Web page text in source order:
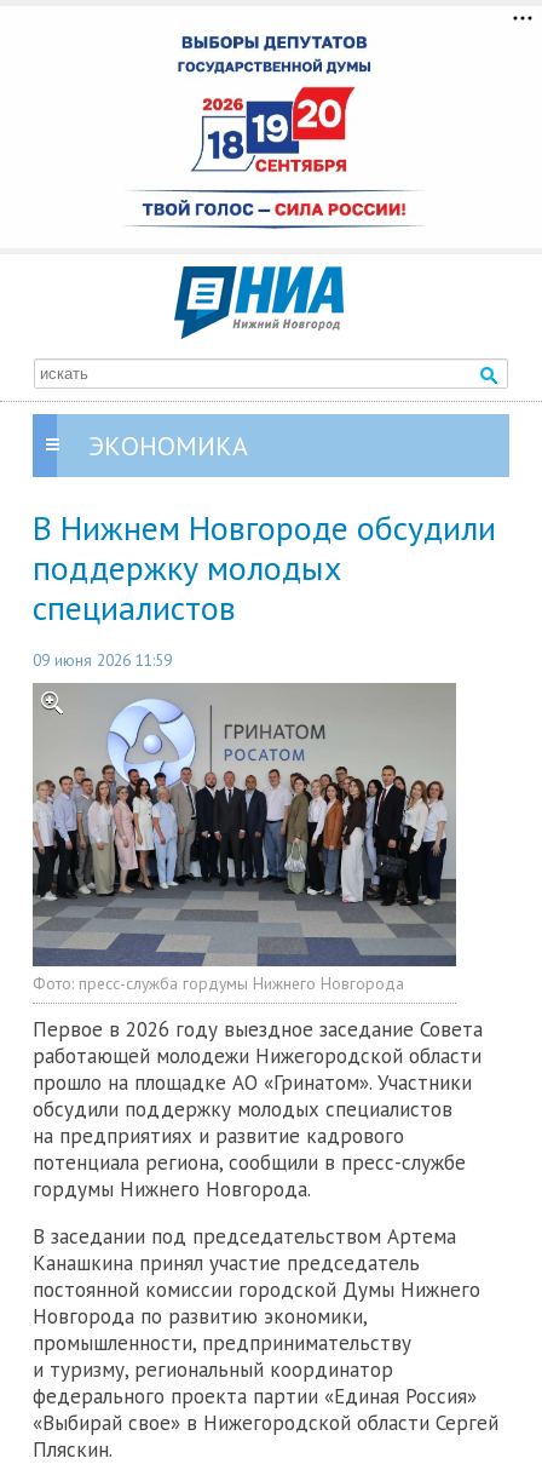
ЭКОНОМИКА
В Нижнем Новгороде обсудили
поддержку молодых
специалистов
09 июня 2026 11:59
Фото: пресс-служба гордумы Нижнего Новгорода
Первое в 2026 году выездное заседание Совета
работающей молодежи Нижегородской области
прошло на площадке АО «Гринатом». Участники
обсудили поддержку молодых специалистов
на предприятиях и развитие кадрового
потенциала региона, сообщили в пресс-службе
гордумы Нижнего Новгорода.
В заседании под председательством Артема
Канашкина принял участие председатель
постоянной комиссии городской Думы Нижнего
Новгорода по развитию экономики,
промышленности, предпринимательству
и туризму, региональный координатор
федерального проекта партии «Единая Россия»
«Выбирай свое» в Нижегородской области Сергей
Пляскин.